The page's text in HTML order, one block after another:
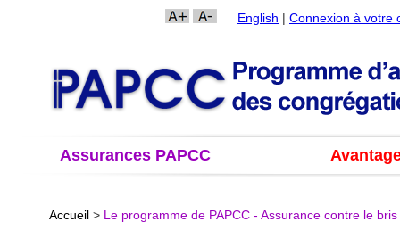
English | Connexion à votre
Assurances PAPCC
Accueil > Le programme de PAPCC - Assurance contre le